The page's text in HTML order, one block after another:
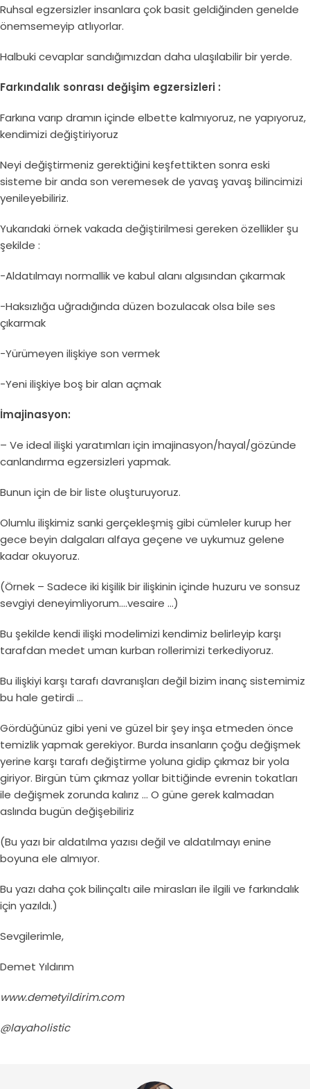
Ruhsal egzersizler insanlara çok basit geldiğinden genelde
önemsemeyip atlıyorlar.
Halbuki cevaplar sandığımızdan daha ulaşılabilir bir yerde.
Farkındalık sonrası değişim egzersizleri :
Farkına varıp dramın içinde elbette kalmıyoruz, ne yapıyoruz,
kendimizi değiştiriyoruz
Neyi değiştirmeniz gerektiğini keşfettikten sonra eski
sisteme bir anda son veremesek de yavaş yavaş bilincimizi
yenileyebiliriz.
Yukarıdaki örnek vakada değiştirilmesi gereken özellikler şu
şekilde :
-Aldatılmayı normallik ve kabul alanı algısından çıkarmak
-Haksızlığa uğradığında düzen bozulacak olsa bile ses
çıkarmak
-Yürümeyen ilişkiye son vermek
-Yeni ilişkiye boş bir alan açmak
İmajinasyon:
– Ve ideal ilişki yaratımları için imajinasyon/hayal/gözünde
canlandırma egzersizleri yapmak.
Bunun için de bir liste oluşturuyoruz.
Olumlu ilişkimiz sanki gerçekleşmiş gibi cümleler kurup her
gece beyin dalgaları alfaya geçene ve uykumuz gelene
kadar okuyoruz.
(Örnek – Sadece iki kişilik bir ilişkinin içinde huzuru ve sonsuz
sevgiyi deneyimliyorum….vesaire …)
Bu şekilde kendi ilişki modelimizi kendimiz belirleyip karşı
tarafdan medet uman kurban rollerimizi terkediyoruz.
Bu ilişkiyi karşı tarafı davranışları değil bizim inanç sistemimiz
bu hale getirdi …
Gördüğünüz gibi yeni ve güzel bir şey inşa etmeden önce
temizlik yapmak gerekiyor. Burda insanların çoğu değişmek
yerine karşı tarafı değiştirme yoluna gidip çıkmaz bir yola
giriyor. Birgün tüm çıkmaz yollar bittiğinde evrenin tokatları
ile değişmek zorunda kalırız … O güne gerek kalmadan
aslında bugün değişebiliriz
(Bu yazı bir aldatılma yazısı değil ve aldatılmayı enine
boyuna ele almıyor.
Bu yazı daha çok bilinçaltı aile mirasları ile ilgili ve farkındalık
için yazıldı.)
Sevgilerimle,
Demet Yıldırım
www.demetyildirim.com
@layaholistic